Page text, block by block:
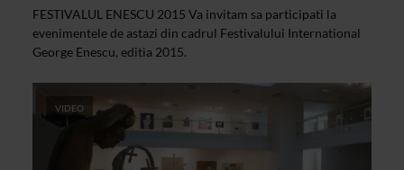
FESTIVALUL ENESCU 2015 Va invitam sa participati la
evenimentele de astazi din cadrul Festivalului International
George Enescu, editia 2015.
VIDEO